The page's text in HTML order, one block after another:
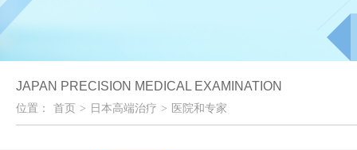
JAPAN PRECISION MEDICAL EXAMINATION
位置： 首页 > 日本高端治疗 > 医院和专家